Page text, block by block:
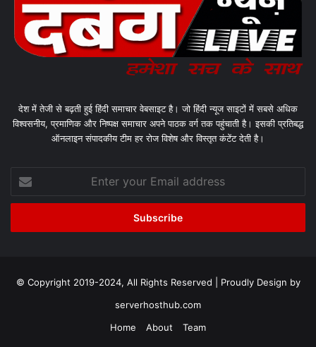
देश में तेजी से बढ़ती हुई हिंदी समाचार वेबसाइट है। जो हिंदी न्यूज साइटों में सबसे अधिक
विश्वसनीय, प्रमाणिक और निष्पक्ष समाचार अपने पाठक वर्ग तक पहुंचाती है। इसकी प्रतिबद्ध
ऑनलाइन संपादकीय टीम हर रोज विशेष और विस्तृत कंटेंट देती है।
your
Email
© Copyright 2019-2024, All Rights Reserved | Proudly Design by
serverhosthub.com
Home
About Team